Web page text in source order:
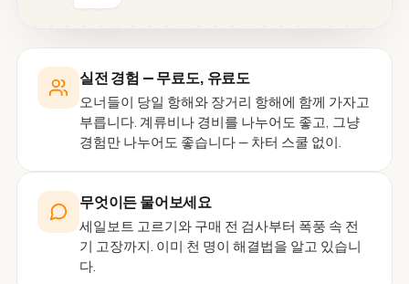
실전 경험 — 무료도, 유료도
오너들이 당일 항해와 장거리 항해에 함께 가자고
부릅니다. 계류비나 경비를 나누어도 좋고, 그냥
경험만 나누어도 좋습니다 — 차터 스쿨 없이.
무엇이든 물어보세요
세일보트 고르기와 구매 전 검사부터 폭풍 속 전
기 고장까지. 이미 천 명이 해결법을 알고 있습니
다.